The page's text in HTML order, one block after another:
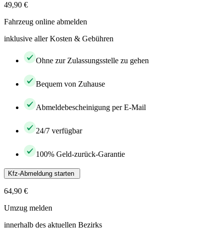
49,90 €
Fahrzeug online abmelden
inklusive aller Kosten & Gebühren
Ohne zur Zulassungsstelle zu gehen
Bequem von Zuhause
Abmeldebescheinigung per E-Mail
24/7 verfügbar
100% Geld-zurück-Garantie
Kfz-Abmeldung starten
64,90 €
Umzug melden
innerhalb des aktuellen Bezirks